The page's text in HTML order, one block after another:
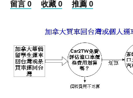
留言 0 收藏 0 推薦 0